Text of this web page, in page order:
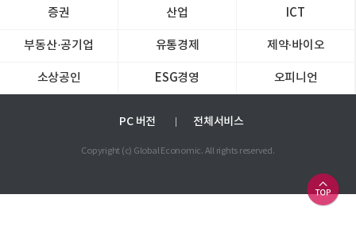
증권 산업 ICT
부동산·공기업 유통경제 제약∙바이오
소상공인 ESG경영 오피니언
PC 버전 전체서비스
Copyright (c) Global Economic. All rights reserved.